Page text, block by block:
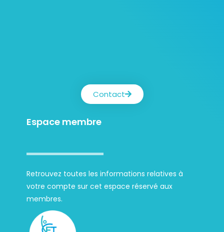
Contact
Espace membre
Retrouvez toutes les informations relatives à
votre compte sur cet espace réservé aux
membres.